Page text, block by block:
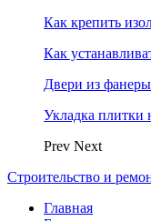
Как крепить
Как
Двери из
Укладка плитки
Prev Next
Строительство и
Главная